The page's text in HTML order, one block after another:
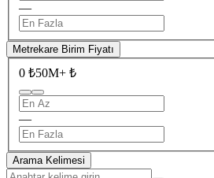
—
Metrekare Birim Fiyatı
0 ₺50M+ ₺
—
Arama Kelimesi